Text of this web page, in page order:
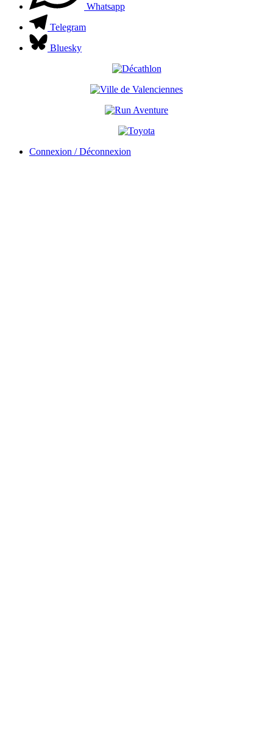
Whatsapp
Telegram
Bluesky
Connexion / Déconnexion